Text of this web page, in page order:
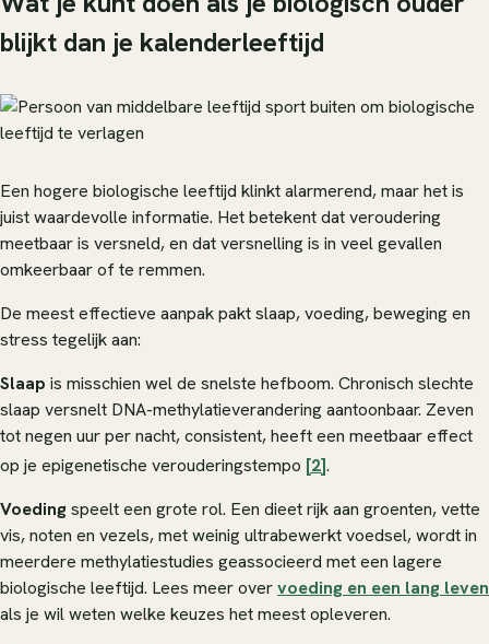
blijkt dan je kalenderleeftijd
Een hogere biologische leeftijd klinkt alarmerend, maar het is
juist waardevolle informatie. Het betekent dat veroudering
meetbaar is versneld, en dat versnelling is in veel gevallen
omkeerbaar of te remmen.
De meest effectieve aanpak pakt slaap, voeding, beweging en
stress tegelijk aan:
Slaap is misschien wel de snelste hefboom. Chronisch slechte
slaap versnelt DNA-methylatieverandering aantoonbaar. Zeven
tot negen uur per nacht, consistent, heeft een meetbaar effect
op je epigenetische verouderingstempo [2].
Voedingspeelt een grote rol. Een dieet rijk aan groenten, vette
vis, noten en vezels, met weinig ultrabewerkt voedsel, wordt in
meerdere methylatiestudies geassocieerd met een lagere
biologische leeftijd. Lees meer overvoeding en een lang leven
als je wil weten welke keuzes het meest opleveren.